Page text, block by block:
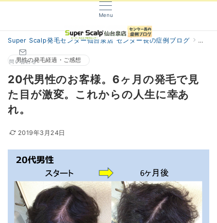
Menu
問い合わせ
Super Scalp発毛センター仙台泉店 センター長の症例ブログ 阿部
男性の発毛経過・ご感想
20代男性のお客様。6ヶ月の発毛で見
た目が激変。これからの人生に幸あ
れ。
2019年3月24日